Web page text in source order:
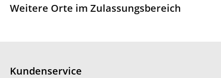
Weitere Orte im Zulassungsbereich
Kundenservice